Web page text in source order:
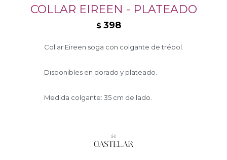
COLLAR EIREEN - PLATEADO
$ 398
Collar Eireen soga con colgante de trébol.
Disponibles en dorado y plateado.
Medida colgante: 35 cm de lado.